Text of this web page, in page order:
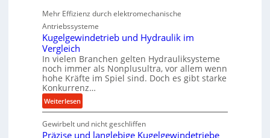
e
r
f
o
r
m
a
n
c
e
b
Mehr Effizienz durch elektromechanische
Antriebssysteme
Kugelgewindetrieb und Hydraulik im
Vergleich
In vielen Branchen gelten Hydrauliksysteme
noch immer als Nonplusultra, vor allem wenn
hohe Kräfte im Spiel sind. Doch es gibt starke
Konkurrenz…
Weiterlesen:
K
u
g
Gewirbelt und nicht geschliffen
Präzise und langlebige Kugelgewindetriebe